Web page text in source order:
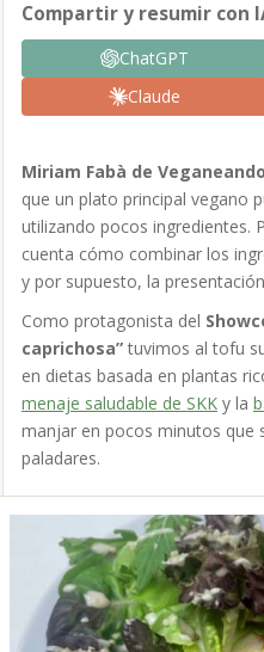
Compartir y resumir con
ChatGPT
Claude
Miriam Fabà de Veganeando
que un plato principal vegano
utilizando pocos ingredientes.
cuenta cómo combinar los
y por supuesto, la
Como protagonista del
caprichosa” tuvimos al tofu
en dietas basada en plantas
menaje saludable de SKK y la
manjar en pocos minutos que
paladares.